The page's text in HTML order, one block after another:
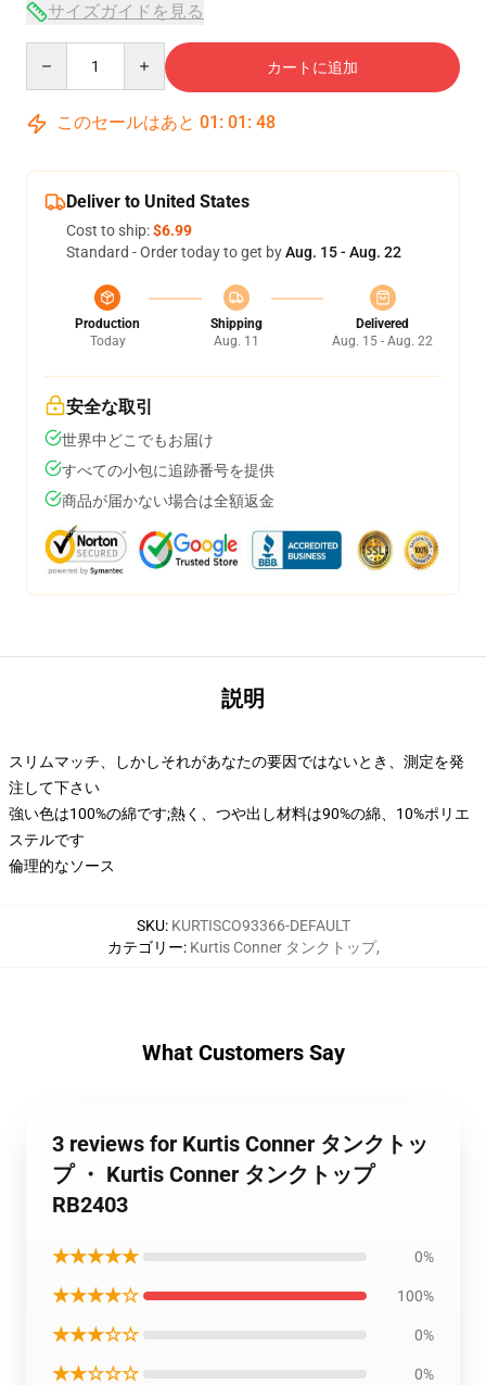
サイズガイドを見る
カートに追加
このセールはあと 01 : 01 : 47
Deliver to United States
Cost to ship:$6.99
Standard - Order today to get byAug. 15 - Aug. 22
Production
Today
Shipping
Aug. 11
Delivered
Aug. 15 - Aug. 22
安全な取引
世界中どこでもお届け
すべての小包に追跡番号を提供
商品が届かない場合は全額返金
説明
スリムマッチ、しかしそれがあなたの要因ではないとき、測定を発
注して下さい
強い色は100%の綿です;熱く、つや出し材料は90%の綿、10%ポリエ
ステルです
倫理的なソース
SKU: KURTISCO93366-DEFAULT
カテゴリー: Kurtis Conner タンクトップ,
What Customers Say
3 reviews for Kurtis Conner タンクトッ
プ ・ Kurtis Conner タンクトップ
RB2403
★★★★★ 0%
★★★★☆ 100%
★★★☆☆ 0%
★★☆☆☆ 0%